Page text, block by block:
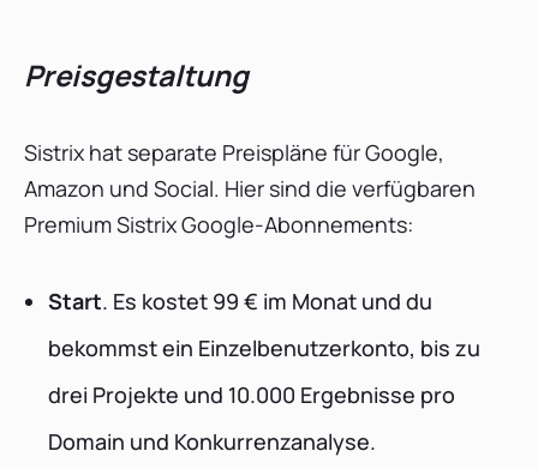
Preisgestaltung
Sistrix hat separate Preispläne für Google,
Amazon und Social. Hier sind die verfügbaren
Premium Sistrix Google-Abonnements:
Start. Es kostet 99 € im Monat und du
bekommst ein Einzelbenutzerkonto, bis zu
drei Projekte und 10.000 Ergebnisse pro
Domain und Konkurrenzanalyse.